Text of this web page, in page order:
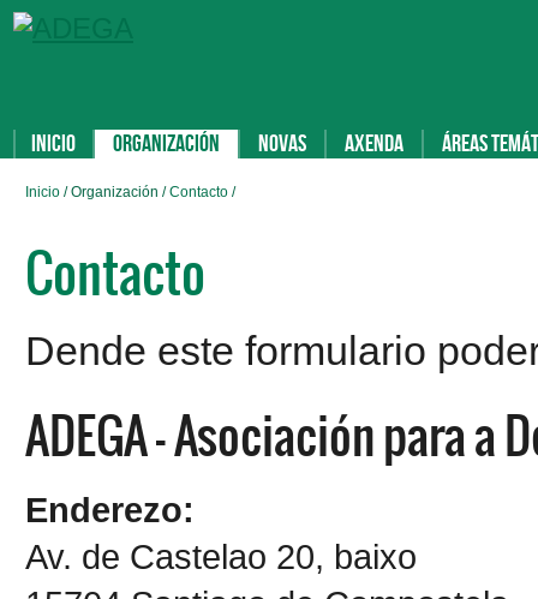
Inicio Organización Novas Axenda Áreas
Inicio / Organización /Contacto /
Contacto
Dende este formulario
ADEGA - Asociación para a
Enderezo:
Av. de Castelao 20, baixo